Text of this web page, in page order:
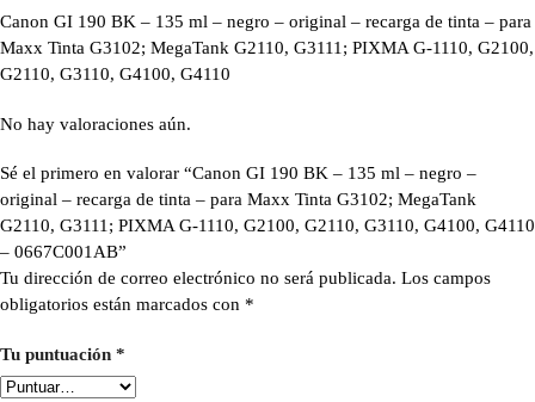
Canon GI 190 BK – 135 ml – negro – original – recarga de tinta – para
Maxx Tinta G3102; MegaTank G2110, G3111; PIXMA G-1110, G2100,
G2110, G3110, G4100, G4110
No hay valoraciones aún.
Sé el primero en valorar “Canon GI 190 BK – 135 ml – negro –
original – recarga de tinta – para Maxx Tinta G3102; MegaTank
G2110, G3111; PIXMA G-1110, G2100, G2110, G3110, G4100, G4110
– 0667C001AB”
Tu dirección de correo electrónico no será publicada. Los campos
obligatorios están marcados con *
Tu puntuación *